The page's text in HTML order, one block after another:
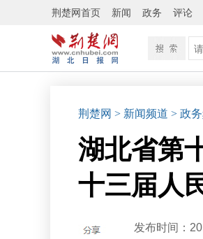
荆楚网首页 新闻 政务 评论
荆楚网 > 新闻频道 > 政
湖北省第
十三届人
发布时间：